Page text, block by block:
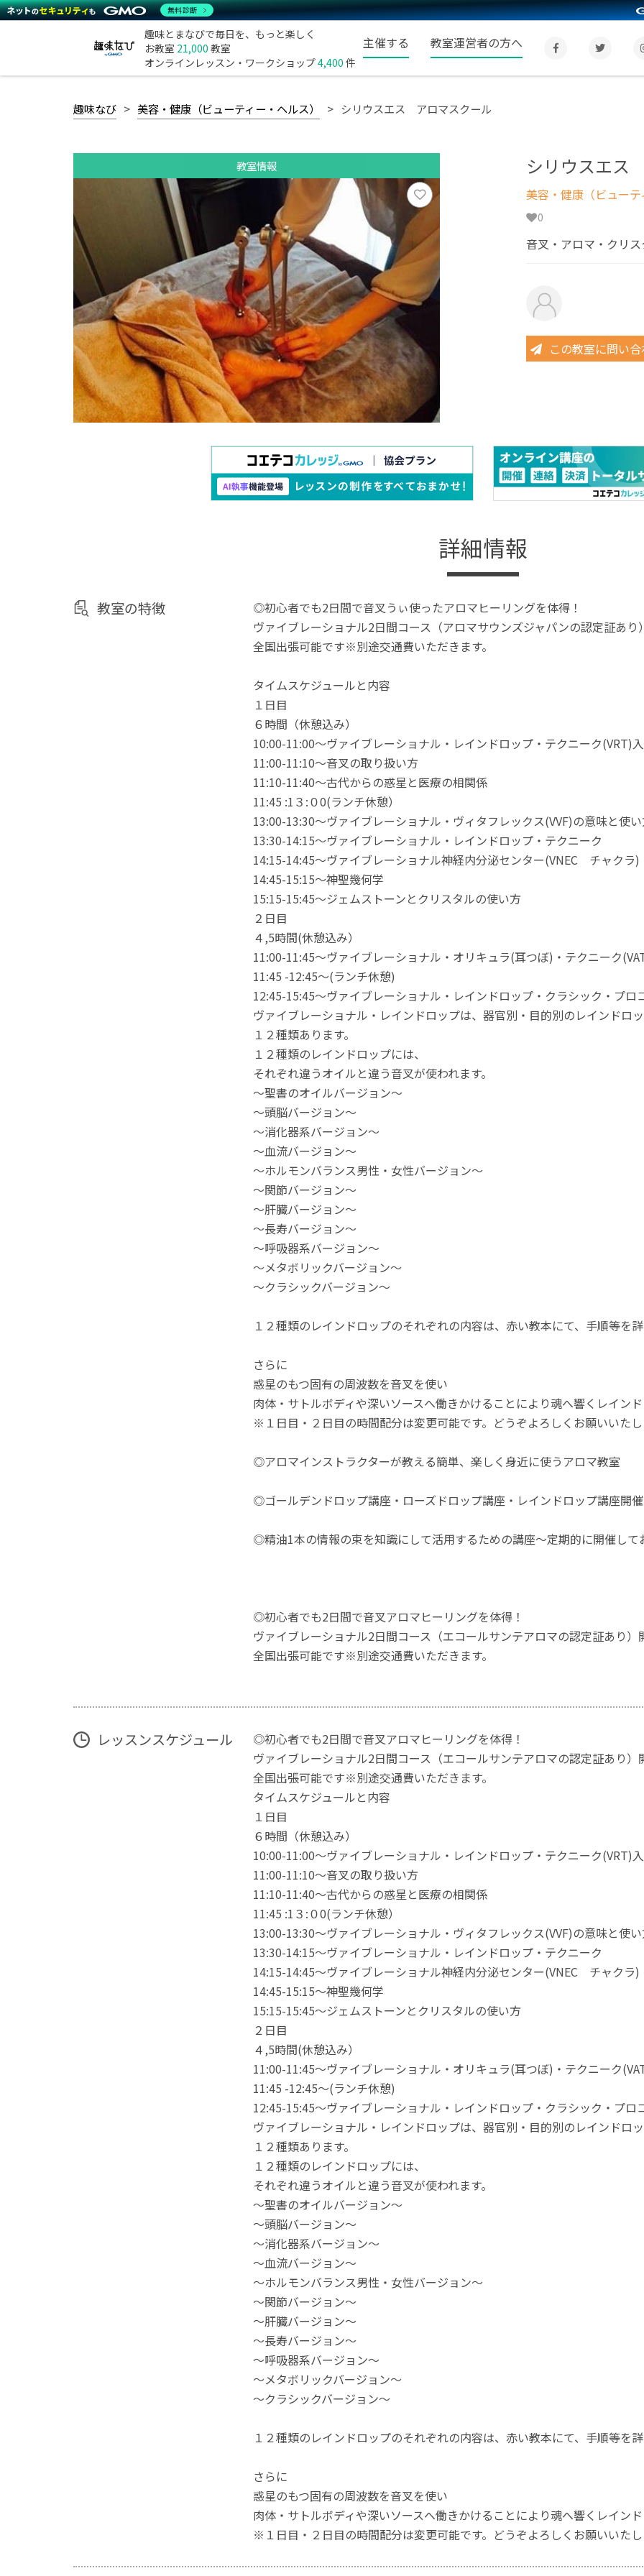
趣味とまなびで毎日を、もっと楽しく
お教室 21,000 教室
オンラインレッスン・ワークショップ4,400 件
主催する 教室運営者の方へ
趣味なび 美容・健康（ビューティー・ヘルス） シリウスエス アロマスクール
教室情報 シリウスエス
美容・健康（ビューテ
0
音叉・アロマ・クリス
この教室に問い
詳細情報
教室の特徴
◎初心者でも2日間で音叉うぃ使ったアロマヒーリングを体得！
ヴァイブレーショナル2日間コース（アロマサウンズジャパンの認定証あり
全国出張可能です※別途交通費いただきます。
タイムスケジュールと内容
１日目
６時間（休憩込み）
10:00-11:00～ヴァイブレーショナル・レインドロップ・テクニ
11:00-11:10～音叉の取り扱い方
11:10-11:40～古代からの惑星と医療の相関係
11:45 :1３:０0(ランチ休憩）
13:00-13:30～ヴァイブレーショナル・ヴィタフレックス(VVF)の
13:30-14:15～ヴァイブレーショナル・レインドロップ・テクニーク
14:15-14:45～ヴァイブレーショナル神経内分泌センター(VNEC チャクラ)
14:45-15:15～神聖幾何学
15:15-15:45～ジェムストーンとクリスタルの使い方
２日目
４,5時間(休憩込み）
11:00-11:45～ヴァイブレーショナル・オリキュラ(耳つぼ)・テクニーク
11:45 -12:45～(ランチ休憩)
12:45-15:45～ヴァイブレーショナル・レインドロップ・クラシック・プロ
ヴァイブレーショナル・レインドロップは、器官別・目的別のレインドロ
１２種類あります。
１２種類のレインドロップには、
それぞれ違うオイルと違う音叉が使われます。
～聖書のオイルバージョン～
～頭脳バージョン～
～消化器系バージョン～
～血流バージョン～
～ホルモンバランス男性・女性バージョン～
～関節バージョン～
～肝臓バージョン～
～長寿バージョン～
～呼吸器系バージョン～
～メタボリックバージョン～
～クラシックバージョン～
１２種類のレインドロップのそれぞれの内容は、赤い教本にて、手順等を詳
さらに
惑星のもつ固有の周波数を音叉を使い
肉体・サトルボディや深いソースへ働きかけることにより魂へ響くレインド
※１日目・２日目の時間配分は変更可能です。どうぞよろしくお願いいたし
◎アロマインストラクターが教える簡単、楽しく身近に使うアロマ教室
◎ゴールデンドロップ講座・ローズドロップ講座・レインドロップ講座開催
◎精油1本の情報の束を知識にして活用するための講座～定期的に開催して
◎初心者でも2日間で音叉アロマヒーリングを体得！
ヴァイブレーショナル2日間コース（エコールサンテアロマの認定証あり）
全国出張可能です※別途交通費いただきます。
レッスンスケジュール
◎初心者でも2日間で音叉アロマヒーリングを体得！
ヴァイブレーショナル2日間コース（エコールサンテアロマの認定証あり）
全国出張可能です※別途交通費いただきます。
タイムスケジュールと内容
１日目
６時間（休憩込み）
10:00-11:00～ヴァイブレーショナル・レインドロップ・テクニ
11:00-11:10～音叉の取り扱い方
11:10-11:40～古代からの惑星と医療の相関係
11:45 :1３:０0(ランチ休憩）
13:00-13:30～ヴァイブレーショナル・ヴィタフレックス(VVF)の
13:30-14:15～ヴァイブレーショナル・レインドロップ・テクニーク
14:15-14:45～ヴァイブレーショナル神経内分泌センター(VNEC チャクラ)
14:45-15:15～神聖幾何学
15:15-15:45～ジェムストーンとクリスタルの使い方
２日目
４,5時間(休憩込み）
11:00-11:45～ヴァイブレーショナル・オリキュラ(耳つぼ)・テクニーク
11:45 -12:45～(ランチ休憩)
12:45-15:45～ヴァイブレーショナル・レインドロップ・クラシック・プロ
ヴァイブレーショナル・レインドロップは、器官別・目的別のレインドロ
１２種類あります。
１２種類のレインドロップには、
それぞれ違うオイルと違う音叉が使われます。
～聖書のオイルバージョン～
～頭脳バージョン～
～消化器系バージョン～
～血流バージョン～
～ホルモンバランス男性・女性バージョン～
～関節バージョン～
～肝臓バージョン～
～長寿バージョン～
～呼吸器系バージョン～
～メタボリックバージョン～
～クラシックバージョン～
１２種類のレインドロップのそれぞれの内容は、赤い教本にて、手順等を詳
さらに
惑星のもつ固有の周波数を音叉を使い
肉体・サトルボディや深いソースへ働きかけることにより魂へ響くレインド
※１日目・２日目の時間配分は変更可能です。どうぞよろしくお願いいたし
無料診断